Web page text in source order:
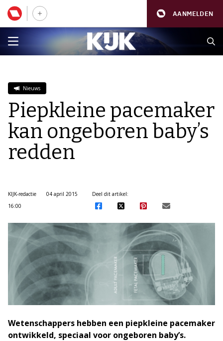
AANMELDEN
Nieuws
Piepkleine pacemaker
kan ongeboren baby’s
redden
KIJK-redactie
04 april 2015
16:00
Deel dit artikel:
Wetenschappers hebben een piepkleine pacemaker
ontwikkeld, speciaal voor ongeboren baby’s.